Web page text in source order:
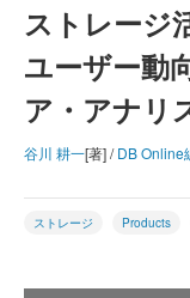
ストレージ
ユーザー動
ア・アナリ
谷川 耕一[著] /DB Online
ストレージ Products